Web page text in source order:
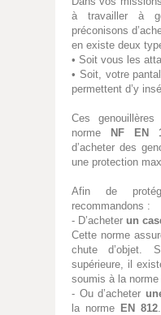
à travailler à
préconisons
en existe deux
• Soit vous les
• Soit, votre
permettent d’y
Ces
norme
NF EN
d’acheter des
une protection
Afin de
recommandons :
- D’acheter un
Cette norme
chute d’objet.
supérieure, il
soumis à la norme
- Ou d’acheter
la norme EN 812